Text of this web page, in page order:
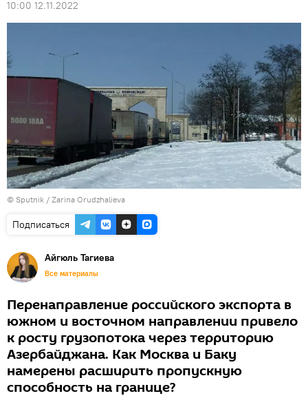
10:00 12.11.2022
© Sputnik / Zarina Orudzhalieva
Подписаться
Айгюль Тагиева
Все материалы
Перенаправление российского экспорта в
южном и восточном направлении привело
к росту грузопотока через территорию
Азербайджана. Как Москва и Баку
намерены расширить пропускную
способность на границе?